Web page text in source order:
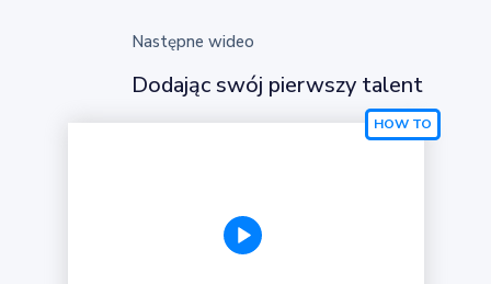
Następne wideo
Dodając swój pierwszy talent